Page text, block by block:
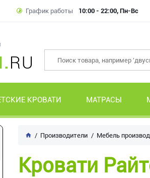
График работы 10:00 - 22:00, Пн-Вс
RU
КРОВАТИ МАТРАСЫ
Производители Мебель
Кровати